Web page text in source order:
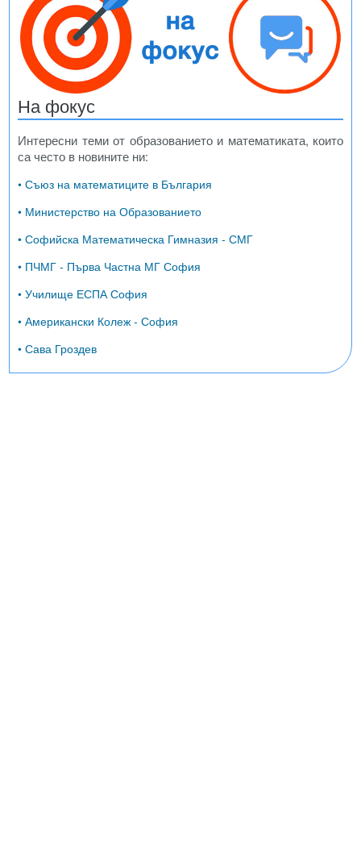
На фокус
Интересни теми от образованието и математиката, които
са често в новините ни:
• Съюз на математиците в България
• Министерство на Образованието
• Софийска Математическа Гимназия - СМГ
• ПЧМГ - Първа Частна МГ София
• Училище ЕСПА София
• Американски Колеж - София
• Сава Гроздев